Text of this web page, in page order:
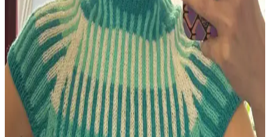
HipKnitShop Lemon Cardigan Boyutlandırma
Yöntemleri ve Alternatif Tasarım Önerileri
HipKnitShop Lemon Cardigan modeli, farklı şiş kalınlıklarıyla
beden uyarlaması yapıyor. Bu yöntem kumaş tutarlılığını ve yapısal
bütünlüğü etkileyebilir. Alternatif desen ve model önerileri
sunuluyor.
Örgüyle Evliliğin Derin Bağları: İpliklerin Günlük
Hayattaki Rolü ve Anlamı